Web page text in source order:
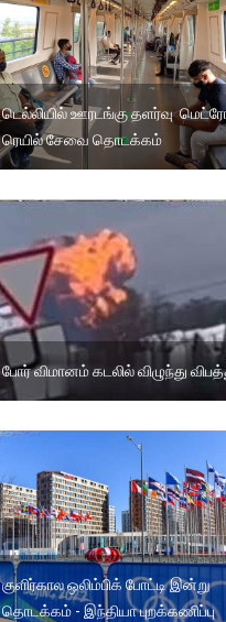
டெல்லியில் ஊரடங்கு தளர்வு
ரெயில் சேவை தொடக்கம்
போர் விமானம் கடலில் விழுந்து
குளிர்கால ஒலிம்பிக் போட்டி இன்று
தொடக்கம் - இந்தியா புறக்கணிப்பு